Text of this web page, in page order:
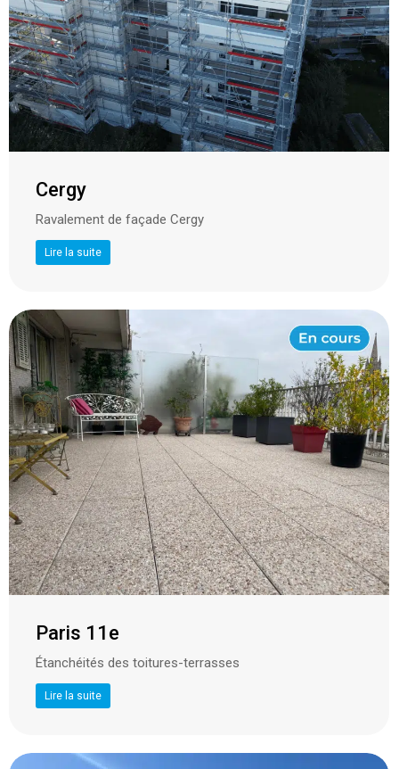
Cergy
Ravalement de façade Cergy
Lire la suite
Paris 11e
Étanchéités des toitures-terrasses
Lire la suite